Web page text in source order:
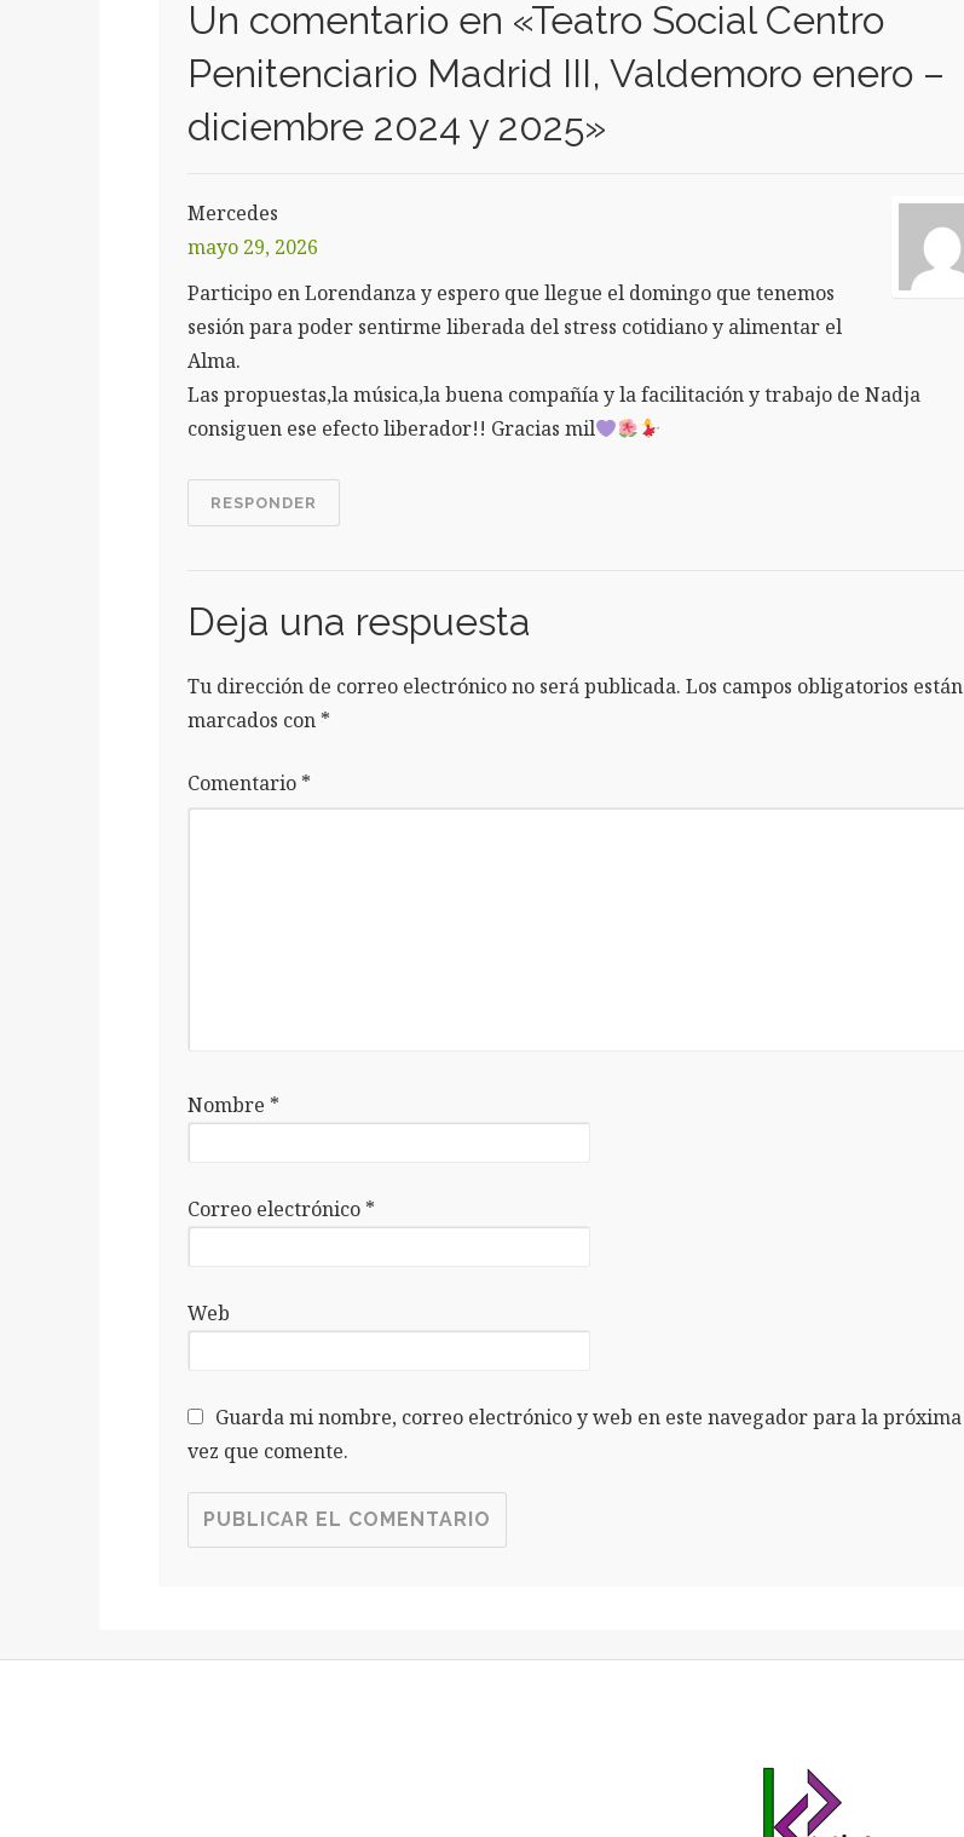
Un comentario en «Teatro Social Centro
Penitenciario Madrid III, Valdemoro enero –
diciembre 2024 y 2025»
Mercedes
mayo 29, 2026
Participo en Lorendanza y espero que llegue el domingo que tenemos
sesión para poder sentirme liberada del stress cotidiano y alimentar el
Alma.
Las propuestas,la música,la buena compañía y la facilitación y trabajo de Nadja
consiguen ese efecto liberador!! Gracias mil
RESPONDER
Deja una respuesta
Tu dirección de correo electrónico no será publicada. Los campos obligatorios están
marcados con *
Comentario *
Nombre *
Correo electrónico *
Web
Guarda mi nombre, correo electrónico y web en este navegador para la próxima
vez que comente.